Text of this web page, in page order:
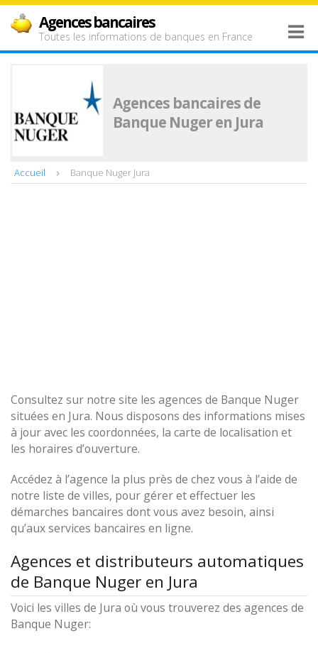
Agences bancaires
Toutes les informations de banques en France
Agences bancaires de
Banque Nuger en Jura
Accueil Banque Nuger Jura
Consultez sur notre site les agences de Banque Nuger
situées en Jura. Nous disposons des informations mises
à jour avec les coordonnées, la carte de localisation et
les horaires d’ouverture.
Accédez à l’agence la plus près de chez vous à l’aide de
notre liste de villes, pour gérer et effectuer les
démarches bancaires dont vous avez besoin, ainsi
qu’aux services bancaires en ligne.
Agences et distributeurs automatiques
de Banque Nuger en Jura
Voici les villes de Jura où vous trouverez des agences de
Banque Nuger: